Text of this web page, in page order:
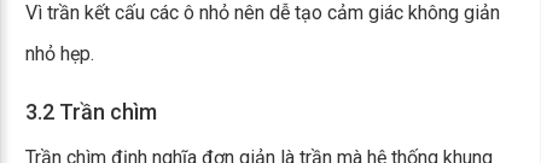
Vì trần kết cấu các ô nhỏ nên dễ tạo cảm giác không giản
nhỏ hẹp.
3.2 Trần chìm
Trần chìm định nghĩa đơn giản là trần mà hệ thống khung